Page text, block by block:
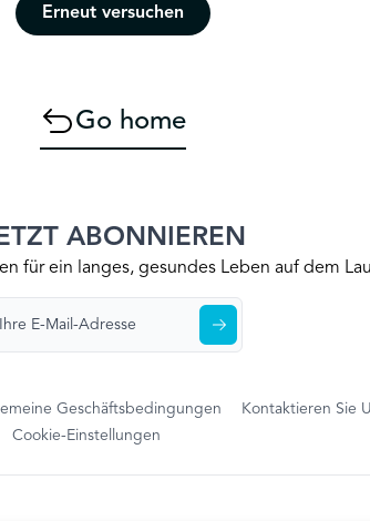
Erneut versuchen
Go home
ABONNIEREN
für ein langes, gesundes Leben auf dem
Geschäftsbedingungen Kontaktieren Sie
Cookie-Einstellungen